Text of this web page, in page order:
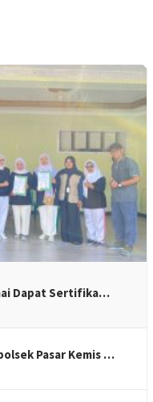
Dapat Sertifika…
Pasar Kemis …